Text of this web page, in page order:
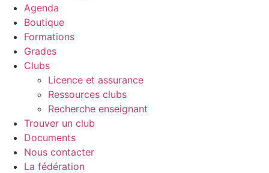
Agenda
Boutique
Formations
Grades
Clubs
Licence et assurance
Ressources clubs
Recherche enseignant
Trouver un club
Documents
Nous contacter
La fédération